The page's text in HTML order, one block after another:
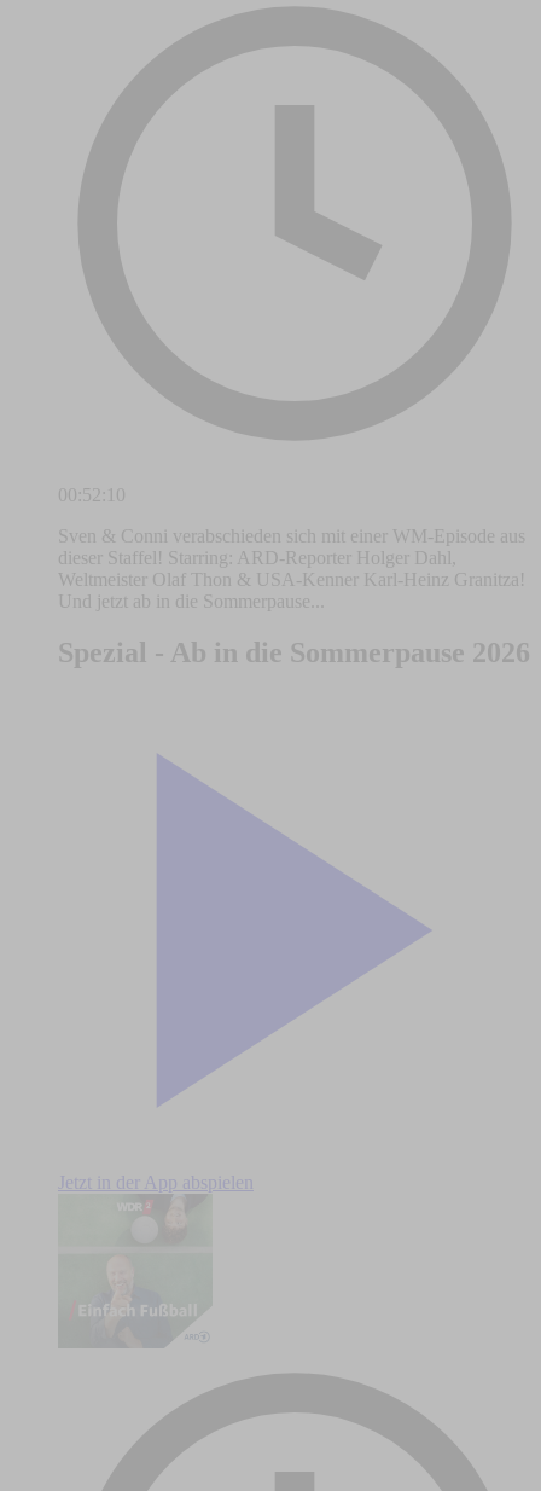
00:52:10
Sven & Conni verabschieden sich mit einer WM-Episode aus
dieser Staffel! Starring: ARD-Reporter Holger Dahl,
Weltmeister Olaf Thon & USA-Kenner Karl-Heinz Granitza!
Und jetzt ab in die Sommerpause...
Spezial - Ab in die Sommerpause 2026
Jetzt in der App abspielen